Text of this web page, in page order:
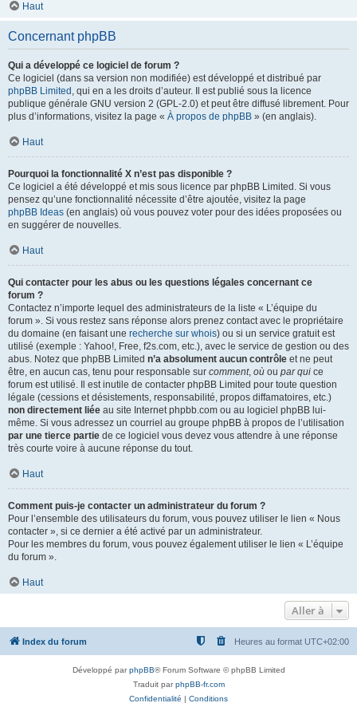
Haut
Concernant phpBB
Qui a développé ce logiciel de forum ?
Ce logiciel (dans sa version non modifiée) est développé et distribué par
phpBB Limited , qui en a les droits d’auteur. Il est publié sous la licence
publique générale GNU version 2 (GPL-2.0) et peut être diffusé librement. Pour
plus d’informations, visitez la page « À propos de phpBB » (en anglais).
Haut
Pourquoi la fonctionnalité X n’est pas disponible ?
Ce logiciel a été développé et mis sous licence par phpBB Limited. Si vous
pensez qu’une fonctionnalité nécessite d’être ajoutée, visitez la page
phpBB Ideas (en anglais) où vous pouvez voter pour des idées proposées ou
en suggérer de nouvelles.
Haut
Qui contacter pour les abus ou les questions légales concernant ce
forum ?
Contactez n’importe lequel des administrateurs de la liste « L’équipe du
forum ». Si vous restez sans réponse alors prenez contact avec le propriétaire
du domaine (en faisant une recherche sur whois) ou si un service gratuit est
utilisé (exemple : Yahoo!, Free, f2s.com, etc.), avec le service de gestion ou des
abus. Notez que phpBB Limited n’a absolument aucun contrôle et ne peut
être, en aucun cas, tenu pour responsable sur comment, où ou par qui ce
forum est utilisé. Il est inutile de contacter phpBB Limited pour toute question
légale (cessions et désistements, responsabilité, propos diffamatoires, etc.)
non directement liée au site Internet phpbb.com ou au logiciel phpBB lui-
même. Si vous adressez un courriel au groupe phpBB à propos de l’utilisation
par une tierce partie de ce logiciel vous devez vous attendre à une réponse
très courte voire à aucune réponse du tout.
Haut
Comment puis-je contacter un administrateur du forum ?
Pour l’ensemble des utilisateurs du forum, vous pouvez utiliser le lien « Nous
contacter », si ce dernier a été activé par un administrateur.
Pour les membres du forum, vous pouvez également utiliser le lien « L’équipe
du forum ».
Haut
Aller à
Index du forum Heures au format UTC+02:00
Développé parphpBB® Forum Software © phpBB Limited
Traduit parphpBB-fr.com
Confidentialité | Conditions